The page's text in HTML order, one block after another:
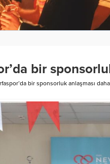
bir
bir sponsorluk anlaşması daha